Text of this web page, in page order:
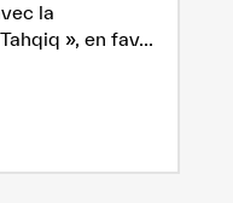
la
», en fav...